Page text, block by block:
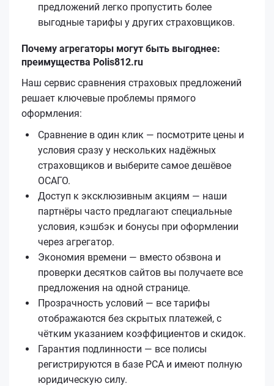
предложений легко пропустить более
выгодные тарифы у других страховщиков.
Почему агрегаторы могут быть выгоднее:
преимущества Polis812.ru
Наш сервис сравнения страховых предложений
решает ключевые проблемы прямого
оформления:
Сравнение в один клик — посмотрите цены и
условия сразу у нескольких надёжных
страховщиков и выберите самое дешёвое
ОСАГО.
Доступ к эксклюзивным акциям — наши
партнёры часто предлагают специальные
условия, кэшбэк и бонусы при оформлении
через агрегатор.
Экономия времени — вместо обзвона и
проверки десятков сайтов вы получаете все
предложения на одной странице.
Прозрачность условий — все тарифы
отображаются без скрытых платежей, с
чётким указанием коэффициентов и скидок.
Гарантия подлинности — все полисы
регистрируются в базе РСА и имеют полную
юридическую силу.